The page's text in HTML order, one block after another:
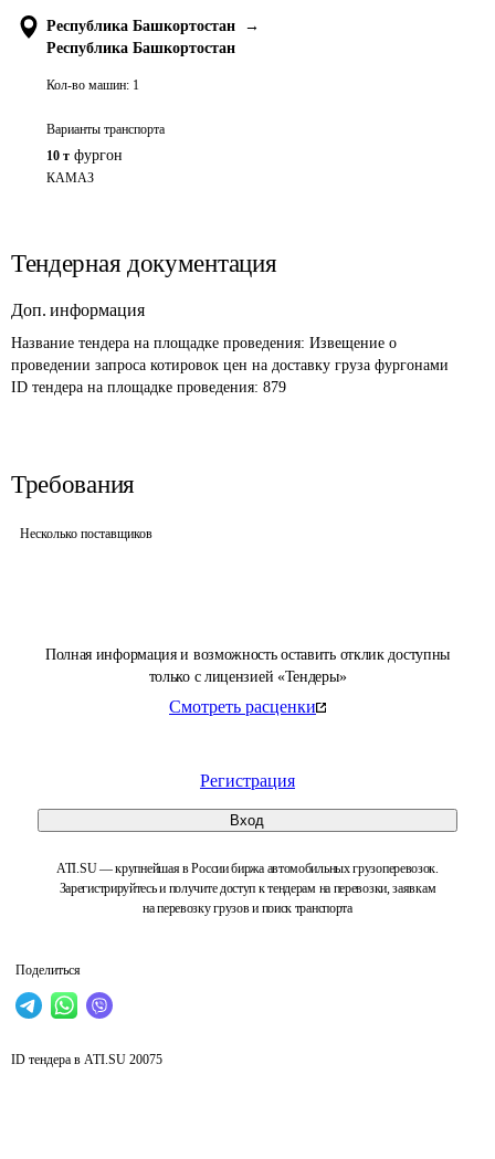
Полная информация и возможность оставить отклик доступны
только с лицензией «Тендеры»
Смотреть расценки
Регистрация
Вход
ATI.SU — крупнейшая в России биржа автомобильных грузоперевозок.
Зарегистрируйтесь и получите доступ к тендерам на перевозки, заявкам
на перевозку грузов и поиск транспорта
Поделиться
Республика Башкортостан
→
Республика Башкортостан
Кол-во машин: 1
Варианты транспорта
10 т фургон
КАМАЗ
Тендерная документация
Доп. информация
Название тендера на площадке проведения: Извещение о
проведении запроса котировок цен на доставку груза фургонами
ID тендера на площадке проведения: 879
Требования
Несколько поставщиков
ID тендера в ATI.SU 20075